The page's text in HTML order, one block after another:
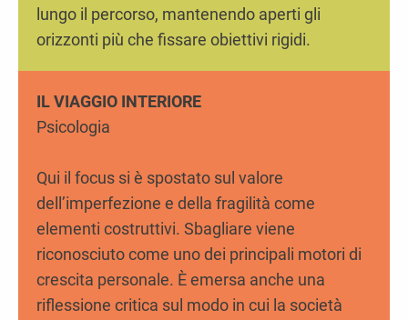
lungo il percorso, mantenendo aperti gli
orizzonti più che fissare obiettivi rigidi.
IL VIAGGIO INTERIORE
Psicologia
Qui il focus si è spostato sul valore
dell’imperfezione e della fragilità come
elementi costruttivi. Sbagliare viene
riconosciuto come uno dei principali motori di
crescita personale. È emersa anche una
riflessione critica sul modo in cui la società